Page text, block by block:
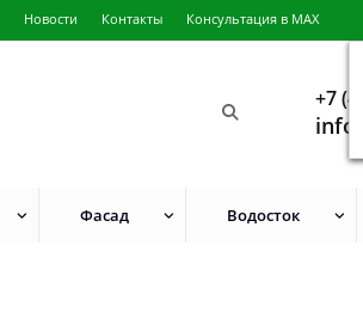
Новости Контакты Консультация в MAX
+7
Фасад Водосток